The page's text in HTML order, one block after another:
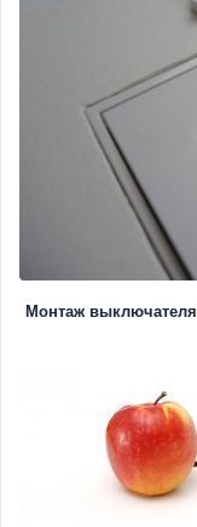
Монтаж выключателя